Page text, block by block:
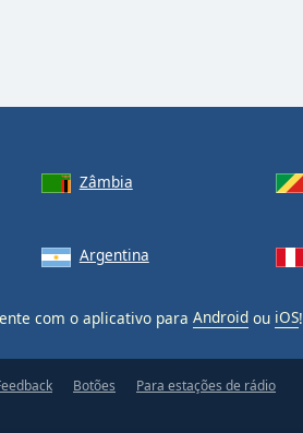
Zâmbia
Argentina
com o aplicativo para Android ou iOS!
Botões Para estações de rádio